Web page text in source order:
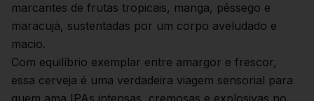
marcantes de frutas tropicais, manga, pêssego e
maracujá, sustentadas por um corpo aveludado e
macio.
Com equilíbrio exemplar entre amargor e frescor,
essa cerveja é uma verdadeira viagem sensorial para
quem ama IPAs intensas, cremosas e explosivas no